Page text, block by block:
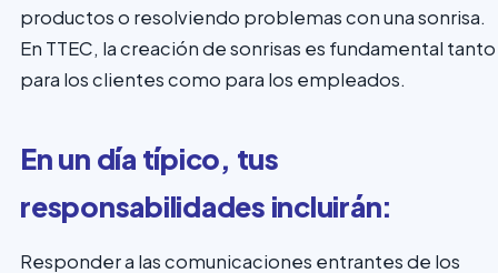
productos o resolviendo problemas con una sonrisa.
En TTEC, la creación de sonrisas es fundamental tanto
para los clientes como para los empleados.
En un día típico, tus
responsabilidades incluirán:
Responder a las comunicaciones entrantes de los